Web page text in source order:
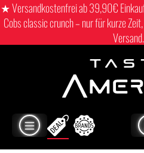
★ Versandkostenfrei ab 39,90€
Cobs classic crunch – nur für kurze